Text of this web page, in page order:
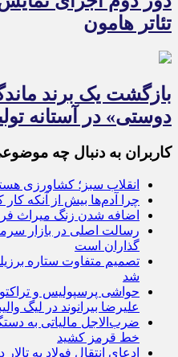
تئاتر هامون
بازگشت یک برند
دوستی» در آستانه
کاربران به دنبال چه
انقلاب سبز؛ کشاورزی
چرا آدم‌ها بیش از آنکه
اضافه شدن زنگ میراث‌
رسالت اصلی در بازار
گذاران است
تصمیم متفاوت ستاره
شد
حواشی پرسپولیس و
علیرضا بیرانوند در لیگ
ضرب‌الاجل مالیاتی به
خط قرمز کشید
ادعای انتقال فولاد به